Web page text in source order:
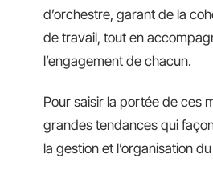
d’orchestre, garant de la
de travail, tout en
l’engagement de chacun.
Pour saisir la portée de ces
grandes tendances qui
la gestion et l’organisation